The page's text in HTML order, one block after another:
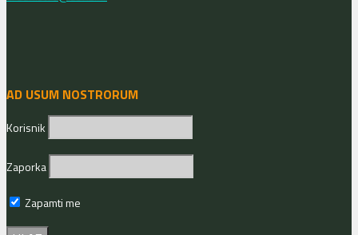
AD USUM NOSTRORUM
Korisnik
Zaporka
Zapamti me